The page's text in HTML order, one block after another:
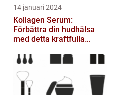
14 januari 2024
Kollagen Serum:
Förbättra din hudhälsa
med detta kraftfulla